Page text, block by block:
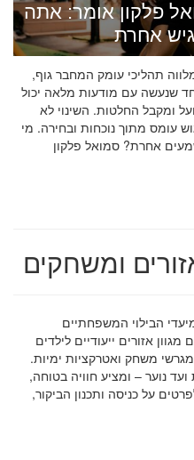
פלקון אומר: אתה
אחרת
תהליכי עומק המחבר גוף,
שנעשה עם מודעות מלאה יכול
ומקבל החלטות. השינוי לא
עומס מתוך נוכחות ובחירה. מי
ומשחקים
הבילוי המשפחתיים
אזורים ייעודיים לילדים
משחק ואטרקציות ימיות.
נוער – ומציע חוויה בטוחה,
על כניסה ותכנון הביקור,